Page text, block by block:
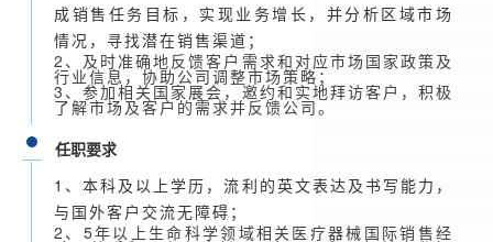
成销售任务目标，实现业务增长，并分析区域市场
情况，寻找潜在销售渠道；
2、及时准确地反馈客户需求和对应市场国家政策及
行业信息，协助公司调整市场策略；
3、参加相关国家展会，邀约和实地拜访客户，积极
了解市场及客户的需求并反馈公司。
任职要求
1、本科及以上学历，流利的英文表达及书写能力，
与国外客户交流无障碍；
2、5年以上生命科学领域相关医疗器械国际销售经